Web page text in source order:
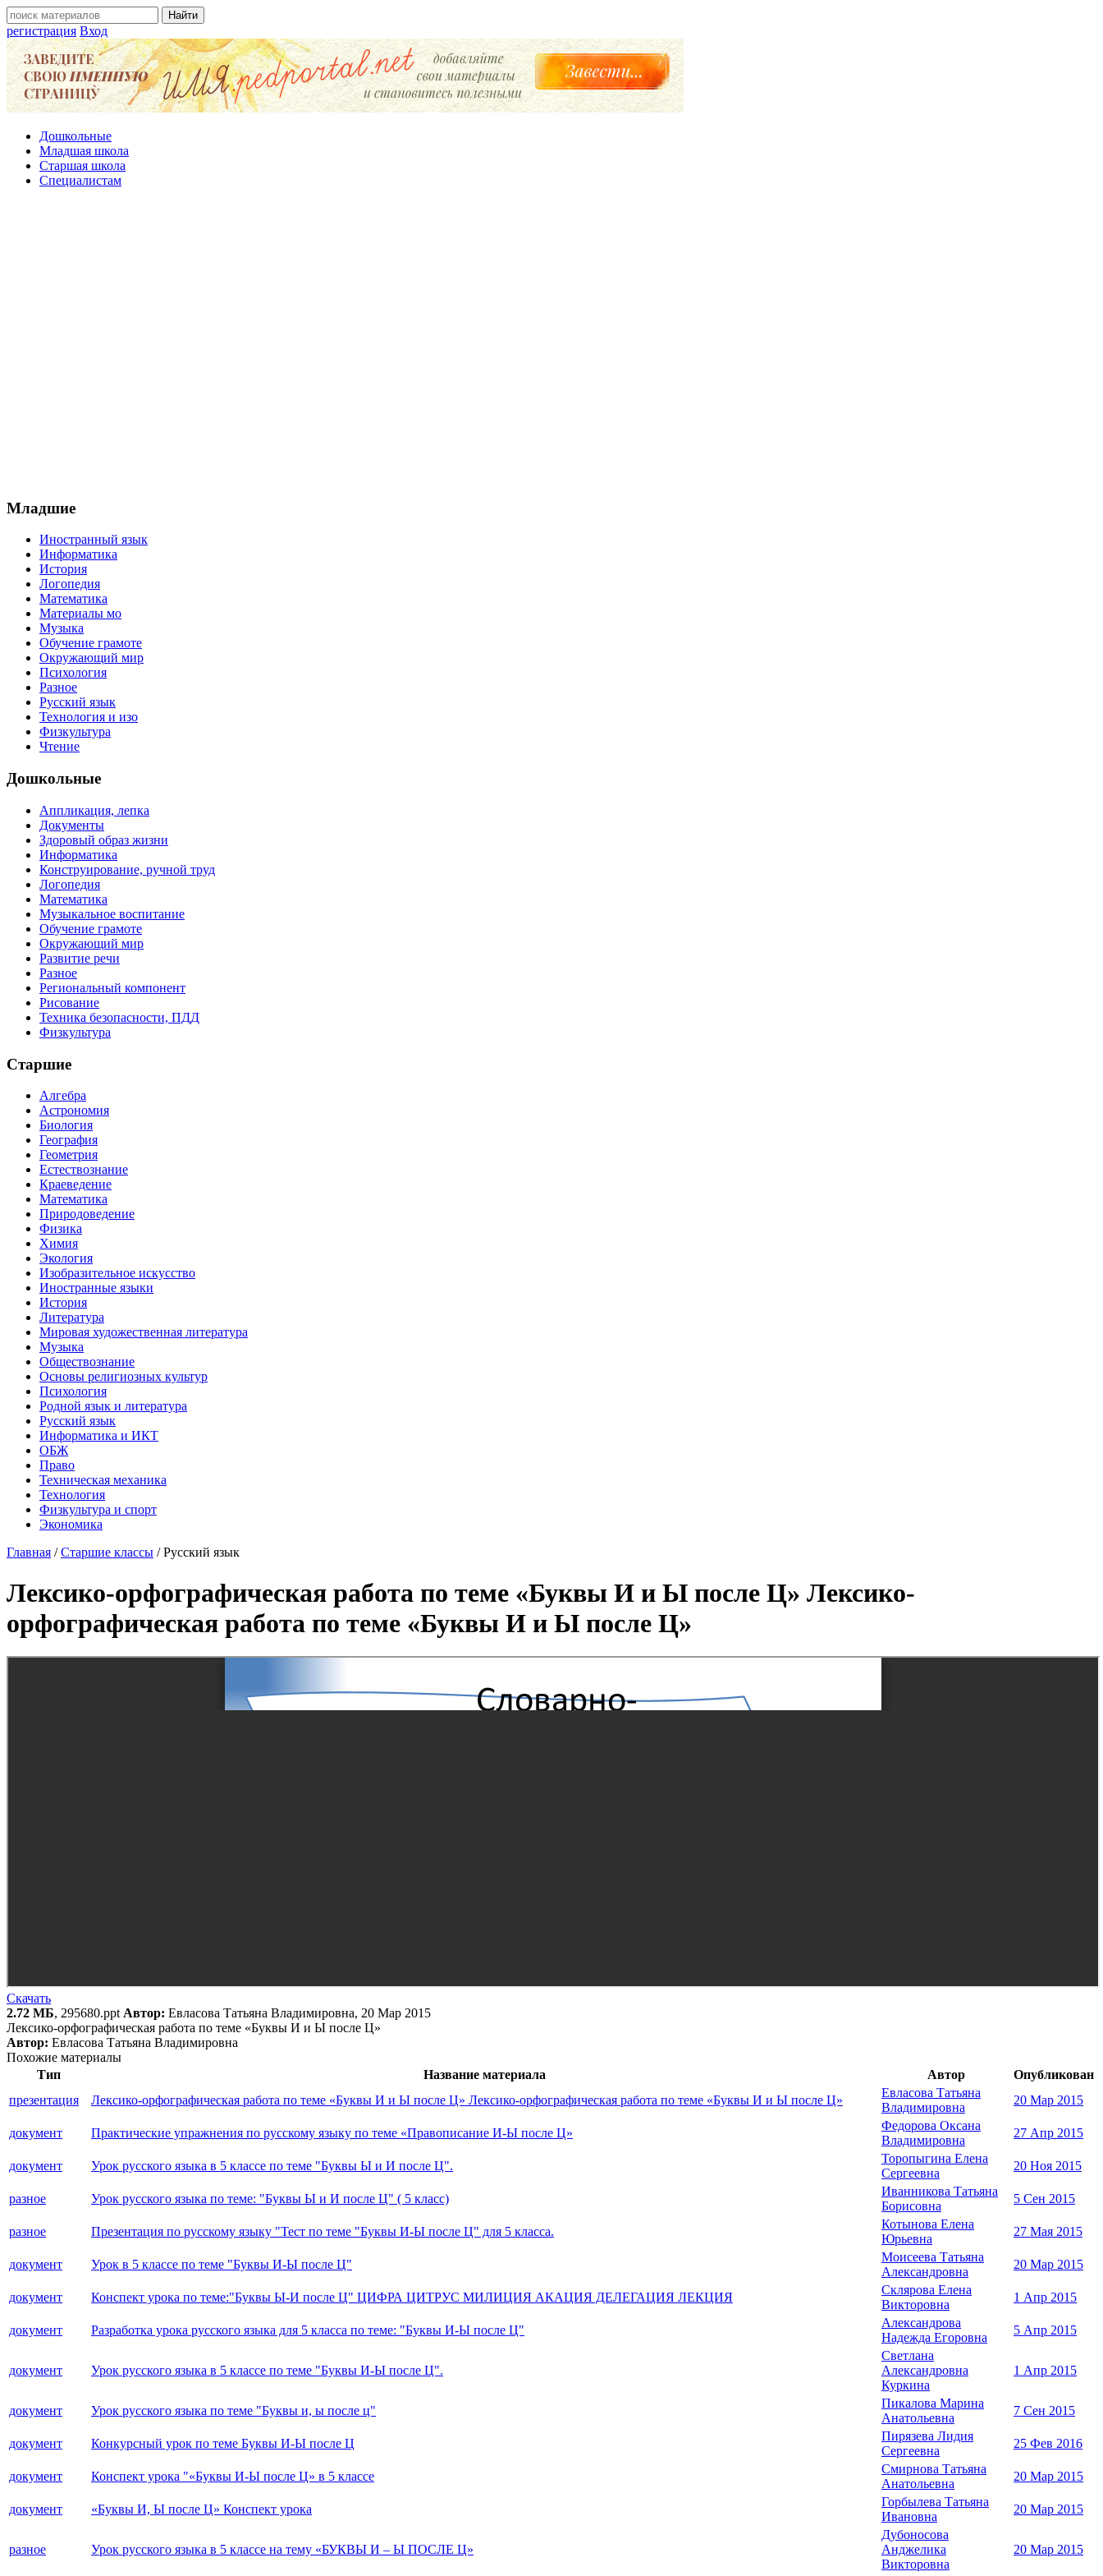
регистрация Вход
Дошкольные
Младшая школа
Старшая школа
Специалистам
Младшие
Иностранный язык
Информатика
История
Логопедия
Математика
Материалы мо
Музыка
Обучение грамоте
Окружающий мир
Психология
Разное
Русский язык
Технология и изо
Физкультура
Чтение
Дошкольные
Аппликация, лепка
Документы
Здоровый образ жизни
Информатика
Конструирование, ручной труд
Логопедия
Математика
Музыкальное воспитание
Обучение грамоте
Окружающий мир
Развитие речи
Разное
Региональный компонент
Рисование
Техника безопасности, ПДД
Физкультура
Старшие
Алгебра
Астрономия
Биология
География
Геометрия
Естествознание
Краеведение
Математика
Природоведение
Физика
Химия
Экология
Изобразительное искусство
Иностранные языки
История
Литература
Мировая художественная литература
Музыка
Обществознание
Основы религиозных культур
Психология
Родной язык и литература
Русский язык
Информатика и ИКТ
ОБЖ
Право
Техническая механика
Технология
Физкультура и спорт
Экономика
Главная /Старшие классы /Русский язык
Лексико-орфографическая работа по теме «Буквы И и Ы после Ц» Лексико-
орфографическая работа по теме «Буквы И и Ы после Ц»
Скачать
2.72 МБ, 295680.ppt Автор: Евласова Татьяна Владимировна, 20 Мар 2015
Лексико-орфографическая работа по теме «Буквы И и Ы после Ц»
Автор: Евласова Татьяна Владимировна
Похожие материалы
Тип
Название материала Автор
Опубликован
презентация
Лексико-орфографическая работа по теме «Буквы И и Ы после Ц» Лексико-орфографическая работа по теме «Буквы И и Ы после Ц»
Евласова Татьяна
Владимировна
20 Мар 2015
документ Практические упражнения по русскому языку по теме «Правописание И-Ы после Ц»
Федорова Оксана
Владимировна
27 Апр 2015
документ Урок русского языка в 5 классе по теме "Буквы Ы и И после Ц".
Торопыгина Елена
Сергеевна
20 Ноя 2015
разное Урок русского языка по теме: "Буквы Ы и И после Ц" ( 5 класс)
Иванникова Татьяна
Борисовна
5 Сен 2015
разное Презентация по русскому языку "Тест по теме "Буквы И-Ы после Ц" для 5 класса.
Котынова Елена
Юрьевна
27 Мая 2015
документ Урок в 5 классе по теме "Буквы И-Ы после Ц"
Моисеева Татьяна
Александровна
20 Мар 2015
документ Конспект урока по теме:"Буквы Ы-И после Ц" ЦИФРА ЦИТРУС МИЛИЦИЯ АКАЦИЯ ДЕЛЕГАЦИЯ ЛЕКЦИЯ
Склярова Елена
Викторовна
1 Апр 2015
документ Разработка урока русского языка для 5 класса по теме: "Буквы И-Ы после Ц"
Александрова
Надежда Егоровна
5 Апр 2015
документ Урок русского языка в 5 классе по теме "Буквы И-Ы после Ц".
Светлана
Александровна
Куркина
1 Апр 2015
документ Урок русского языка по теме "Буквы и, ы после ц"
Пикалова Марина
Анатольевна
7 Сен 2015
документ Конкурсный урок по теме Буквы И-Ы после Ц
Пирязева Лидия
Сергеевна
25 Фев 2016
документ Конспект урока "«Буквы И-Ы после Ц» в 5 классе
Смирнова Татьяна
Анатольевна
20 Мар 2015
документ «Буквы И, Ы после Ц» Конспект урока
Горбылева Татьяна
Ивановна
20 Мар 2015
разное Урок русского языка в 5 классе на тему «БУКВЫ И – Ы ПОСЛЕ Ц»
Дубоносова
Анджелика
Викторовна
20 Мар 2015